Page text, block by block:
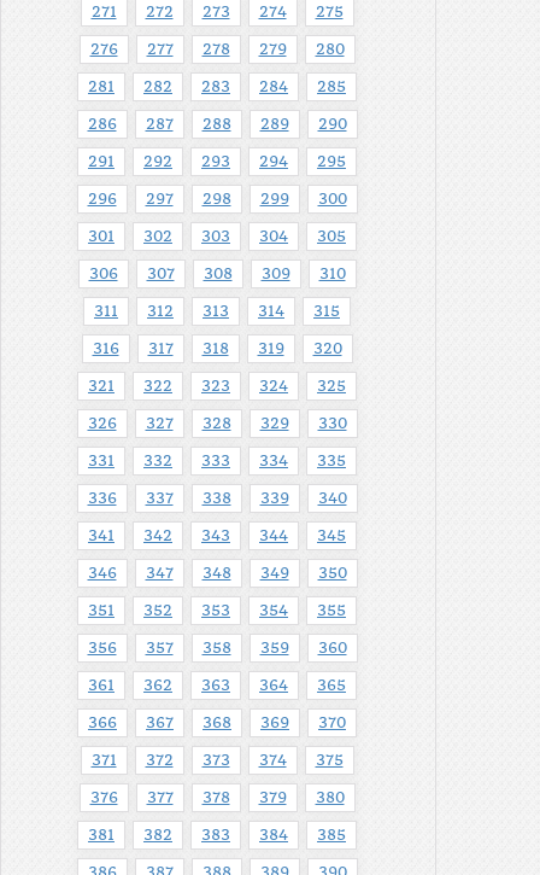
271 272 273 274 275
276 277 278 279 280
281 282 283 284 285
286 287 288 289 290
291 292 293 294 295
296 297 298 299 300
301 302 303 304 305
306 307 308 309 310
311 312 313 314 315
316 317 318 319 320
321 322 323 324 325
326 327 328 329 330
331 332 333 334 335
336 337 338 339 340
341 342 343 344 345
346 347 348 349 350
351 352 353 354 355
356 357 358 359 360
361 362 363 364 365
366 367 368 369 370
371 372 373 374 375
376 377 378 379 380
381 382 383 384 385